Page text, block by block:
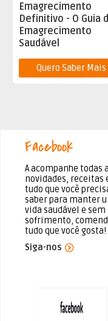
Dieta Flexível e
Nutrição 2ª Edição
Quero Saber Mais
Facebook
A acompanhe todas
novidades, receitas
tudo que você
saber para manter
vida saudável e sem
sofrimento,
tudo que você gosta!
Siga-nos